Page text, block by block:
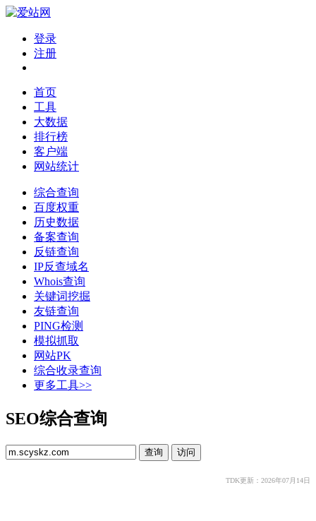
登录
注册
首页
工具
大数据
排行榜
客户端
网站统计
综合查询
百度权重
历史数据
备案查询
反链查询
IP反查域名
Whois查询
关键词挖掘
友链查询
PING检测
模拟抓取
网站PK
综合收录查询
更多工具>>
SEO综合查询
TDK更新：2026年07月14日